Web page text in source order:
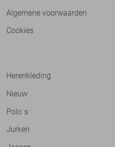
Algemene voorwaarden
Cookies
Herenkleding
Nieuw
Polo`s
Jurken